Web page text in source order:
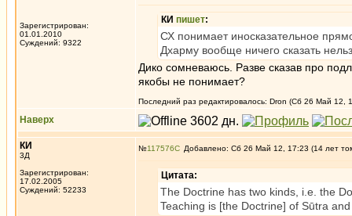
Зарегистрирован:
01.01.2010
Суждений: 9322
КИ пишет:
СХ понимает иносказательное
Дхарму вообще ничего сказать
Дико сомневаюсь. Разве сказав про
якобы не понимает?
Последний раз редактировалось: Dron (Сб 26 Май 12,
Наверх
КИ
3Д
Зарегистрирован:
17.02.2005
Суждений: 52233
№117576 Добавлено: Сб 26 Май 12, 17:23 (14 лет
Цитата:
The Doctrine has two kinds, i.e. the
Teaching is [the Doctrine] of Sūtra